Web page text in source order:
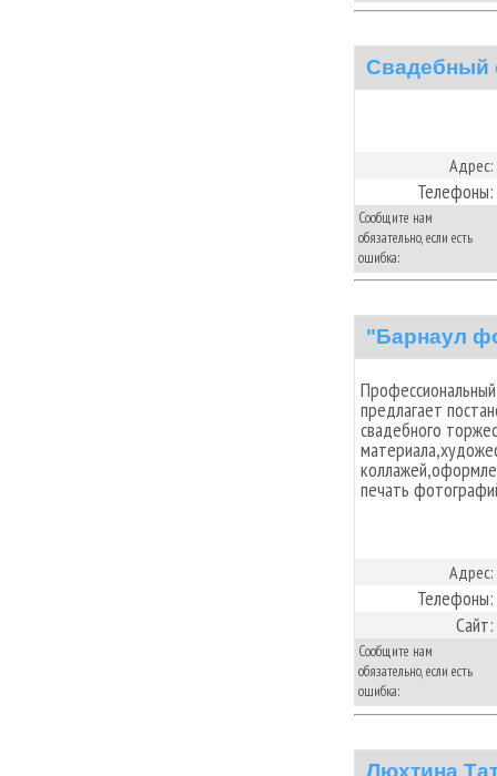
Свадебный
Адрес:
Телефоны:
Сообщите нам
обязательно, если есть
ошибка:
"Барнаул
предлагает
свадебного
печать
Адрес:
Телефоны:
Сайт:
Сообщите нам
обязательно, если есть
ошибка:
Люхтина